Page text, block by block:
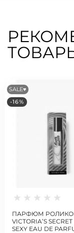
SALE♥
-16%
ПАРФЮМ
VICTORIA’S
SEXY EAU DE